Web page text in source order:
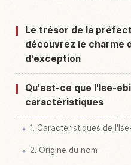
Activités
Le trésor de la
découvrez le charme
d'exception
Qu'est-ce que l'Ise-
caractéristiques
1. Caractéristiques de
2. Origine du nom